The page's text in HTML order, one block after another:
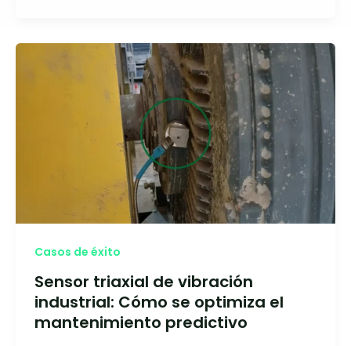
Casos de éxito
Sensor triaxial de vibración
industrial: Cómo se optimiza el
mantenimiento predictivo